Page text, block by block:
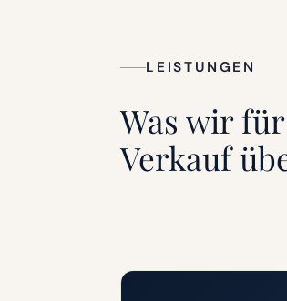
LEISTUNGEN
Was wir
Verkauf